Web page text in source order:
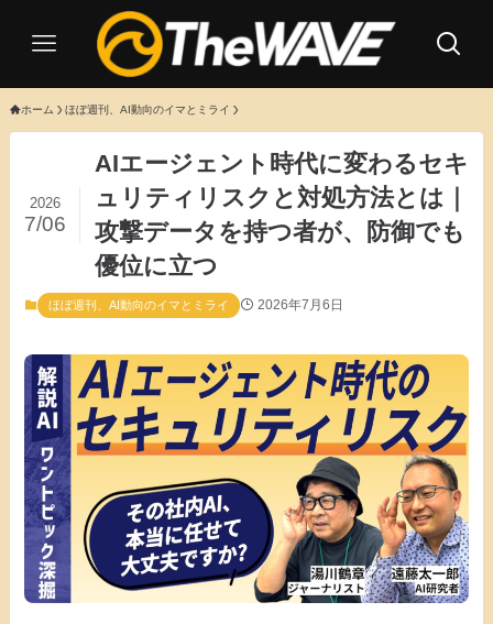
ホーム ほぼ週刊、AI動向のイマとミライ
AIエージェント時代に変わるセキ
ュリティリスクと対処方法とは｜
攻撃データを持つ者が、防御でも
優位に立つ
2026
7/06
ほぼ週刊、AI動向のイマとミライ 2026年7月6日